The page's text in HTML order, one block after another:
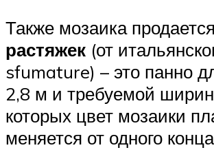
Также мозаика
растяжек (от
sfumature) – это панно
2,8 м и требуемой
которых цвет мозаики
меняется от одного